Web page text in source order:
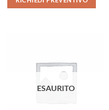
ESAURITO